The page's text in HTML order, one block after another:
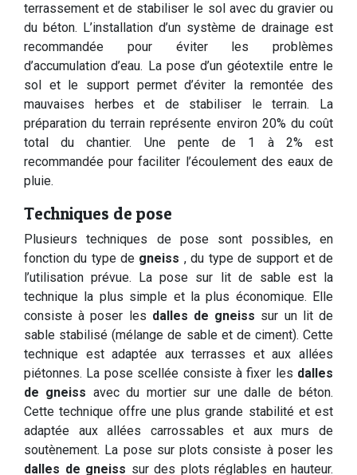
terrassement et de stabiliser le sol avec du gravier ou
du béton. L’installation d’un système de drainage est
recommandée pour éviter les problèmes
d’accumulation d’eau. La pose d’un géotextile entre le
sol et le support permet d’éviter la remontée des
mauvaises herbes et de stabiliser le terrain. La
préparation du terrain représente environ 20% du coût
total du chantier. Une pente de 1 à 2% est
recommandée pour faciliter l’écoulement des eaux de
pluie.
Techniques de pose
Plusieurs techniques de pose sont possibles, en
fonction du type de gneiss , du type de support et de
l’utilisation prévue. La pose sur lit de sable est la
technique la plus simple et la plus économique. Elle
consiste à poser les dalles de gneiss sur un lit de
sable stabilisé (mélange de sable et de ciment). Cette
technique est adaptée aux terrasses et aux allées
piétonnes. La pose scellée consiste à fixer les dalles
de gneiss avec du mortier sur une dalle de béton.
Cette technique offre une plus grande stabilité et est
adaptée aux allées carrossables et aux murs de
soutènement. La pose sur plots consiste à poser les
dalles de gneiss sur des plots réglables en hauteur.